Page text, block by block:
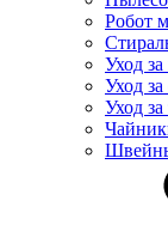
Робот
Уход
Уход
Уход